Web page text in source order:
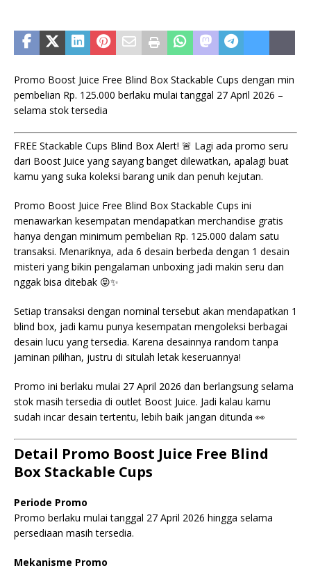
Promo Boost Juice Free Blind Box Stackable Cups dengan min
pembelian Rp. 125.000 berlaku mulai tanggal 27 April 2026 –
selama stok tersedia
FREE Stackable Cups Blind Box Alert! 🚨 Lagi ada promo seru
dari Boost Juice yang sayang banget dilewatkan, apalagi buat
kamu yang suka koleksi barang unik dan penuh kejutan.
Promo Boost Juice Free Blind Box Stackable Cups ini
menawarkan kesempatan mendapatkan merchandise gratis
hanya dengan minimum pembelian Rp. 125.000 dalam satu
transaksi. Menariknya, ada 6 desain berbeda dengan 1 desain
misteri yang bikin pengalaman unboxing jadi makin seru dan
nggak bisa ditebak 😝✨
Setiap transaksi dengan nominal tersebut akan mendapatkan 1
blind box, jadi kamu punya kesempatan mengoleksi berbagai
desain lucu yang tersedia. Karena desainnya random tanpa
jaminan pilihan, justru di situlah letak keseruannya!
Promo ini berlaku mulai 27 April 2026 dan berlangsung selama
stok masih tersedia di outlet Boost Juice. Jadi kalau kamu
sudah incar desain tertentu, lebih baik jangan ditunda 👀
Detail Promo Boost Juice Free Blind
Box Stackable Cups
Periode Promo
Promo berlaku mulai tanggal 27 April 2026 hingga selama
persediaan masih tersedia.
Mekanisme Promo